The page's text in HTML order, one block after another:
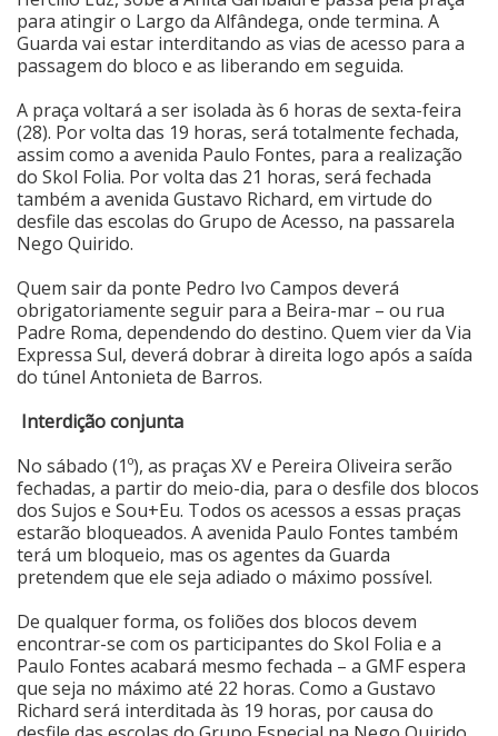
para atingir o Largo da Alfândega, onde termina. A
Guarda vai estar interditando as vias de acesso para a
passagem do bloco e as liberando em seguida.
A praça voltará a ser isolada às 6 horas de sexta-feira
(28). Por volta das 19 horas, será totalmente fechada,
assim como a avenida Paulo Fontes, para a realização
do Skol Folia. Por volta das 21 horas, será fechada
também a avenida Gustavo Richard, em virtude do
desfile das escolas do Grupo de Acesso, na passarela
Nego Quirido.
Quem sair da ponte Pedro Ivo Campos deverá
obrigatoriamente seguir para a Beira-mar – ou rua
Padre Roma, dependendo do destino. Quem vier da Via
Expressa Sul, deverá dobrar à direita logo após a saída
do túnel Antonieta de Barros.
Interdição conjunta
No sábado (1º), as praças XV e Pereira Oliveira serão
fechadas, a partir do meio-dia, para o desfile dos blocos
dos Sujos e Sou+Eu. Todos os acessos a essas praças
estarão bloqueados. A avenida Paulo Fontes também
terá um bloqueio, mas os agentes da Guarda
pretendem que ele seja adiado o máximo possível.
De qualquer forma, os foliões dos blocos devem
encontrar-se com os participantes do Skol Folia e a
Paulo Fontes acabará mesmo fechada – a GMF espera
que seja no máximo até 22 horas. Como a Gustavo
Richard será interditada às 19 horas, por causa do